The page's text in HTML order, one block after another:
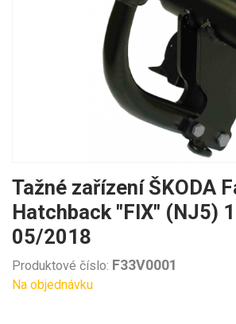
Tažné zařízení ŠKODA
Hatchback "FIX" (NJ5)
05/2018
Produktové číslo: F33V0001
Na objednávku